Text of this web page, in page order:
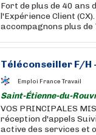
Fort de plus de 40 ans
l'Expérience Client
accompagnons plus
Téléconseiller F/H
Emploi France Travail
Saint-Étienne-du-
VOS PRINCIPALES
réception d'appels
active des services et